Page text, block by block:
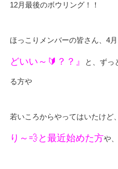
12月最後のボウリング！！
ほっこりメンバーの皆さん、4月
どいい～🔰？？』 と、ずっ
る方や
若いころからやってはいたけど、
り～💨と最近始めた方や